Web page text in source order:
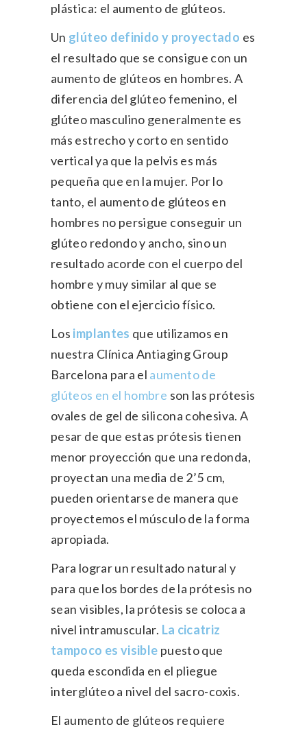
plástica: el aumento de glúteos.
Un glúteo definido y proyectado es
el resultado que se consigue con un
aumento de glúteos en hombres. A
diferencia del glúteo femenino, el
glúteo masculino generalmente es
más estrecho y corto en sentido
vertical ya que la pelvis es más
pequeña que en la mujer. Por lo
tanto, el aumento de glúteos en
hombres no persigue conseguir un
glúteo redondo y ancho, sino un
resultado acorde con el cuerpo del
hombre y muy similar al que se
obtiene con el ejercicio físico.
Los implantes que utilizamos en
nuestra Clínica Antiaging Group
Barcelona para el aumento de
glúteos en el hombre son las prótesis
ovales de gel de silicona cohesiva. A
pesar de que estas prótesis tienen
menor proyección que una redonda,
proyectan una media de 2’5 cm,
pueden orientarse de manera que
proyectemos el músculo de la forma
apropiada.
Para lograr un resultado natural y
para que los bordes de la prótesis no
sean visibles, la prótesis se coloca a
nivel intramuscular. La cicatriz
tampoco es visible puesto que
queda escondida en el pliegue
interglúteo a nivel del sacro-coxis.
El aumento de glúteos requiere